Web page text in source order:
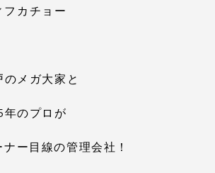
カチョー
メガ大家と
年のプロが
ー目線の管理会社！